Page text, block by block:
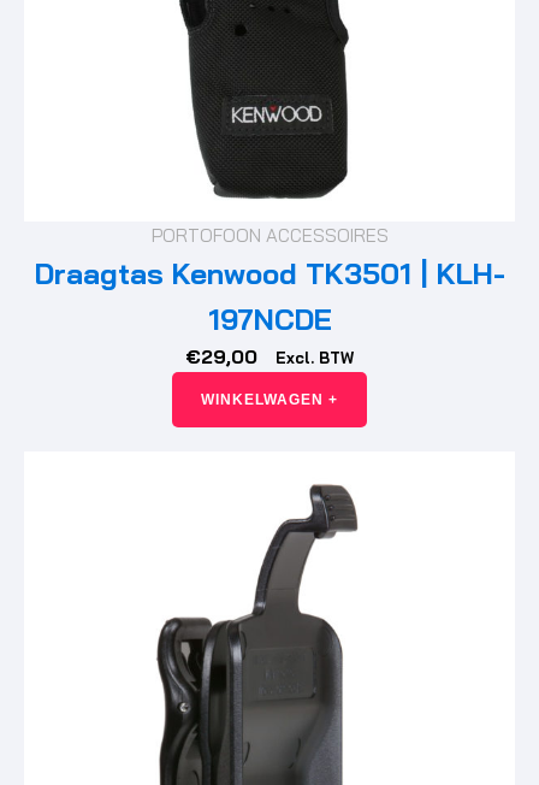
PORTOFOON ACCESSOIRES
Draagtas Kenwood TK3501 | KLH-
197NCDE
€29,00 Excl. BTW
WINKELWAGEN +